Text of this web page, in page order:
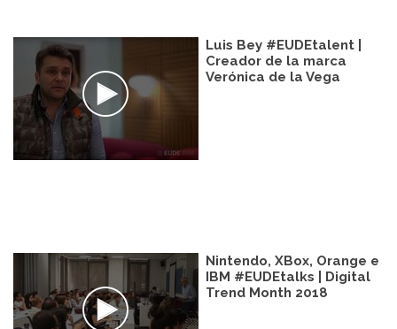
Luis Bey #EUDEtalent |
Creador de la marca
Verónica de la Vega
Nintendo, XBox, Orange e
IBM #EUDEtalks | Digital
Trend Month 2018